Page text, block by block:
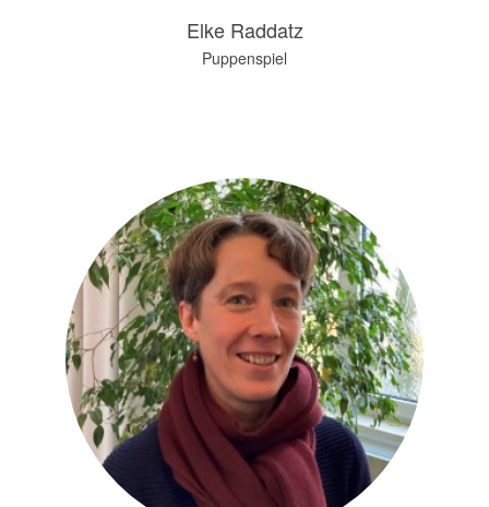
Elke Raddatz
Puppenspiel